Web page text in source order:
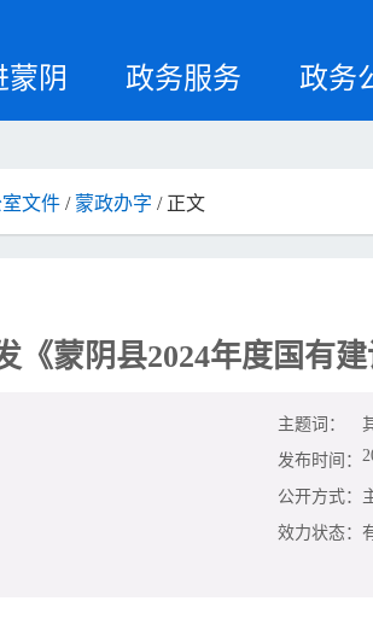
蒙阴 政务服务 政务
文件 / 蒙政办字 / 正文
《蒙阴县2024年度国有
主题词：
发布时间：
公开方式：
效力状态：